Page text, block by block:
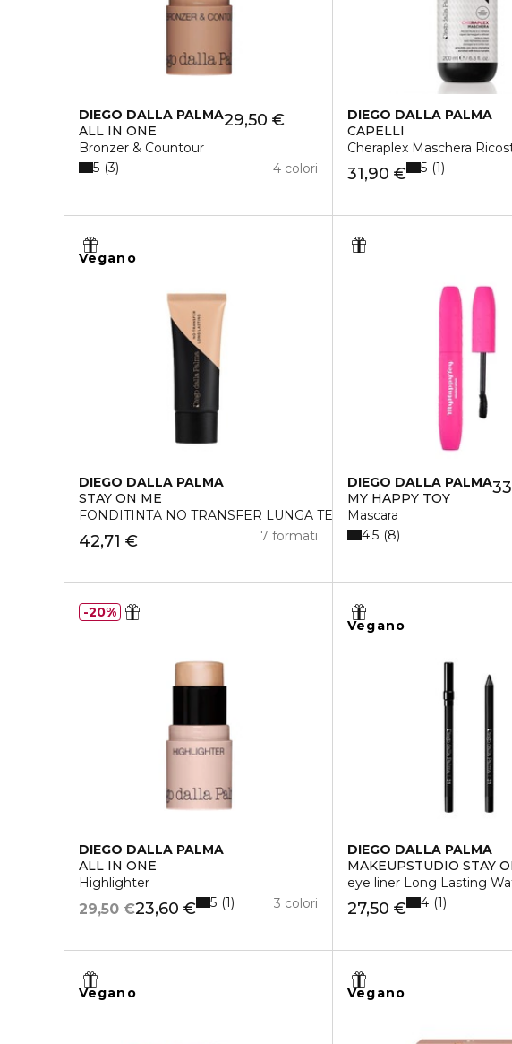
DIEGO DALLA PALMA
ALL IN ONE
Bronzer & Countour
29,50 €
4 colori
5 3
DIEGO DALLA PALMA
CAPELLI
Cheraplex Maschera
31,90 € 5 1
Vegano
DIEGO DALLA PALMA
STAY ON ME
FONDITINTA NO TRANSFER LUNGA TENUTA RESISTENTE
42,71 € 7 formati
DIEGO DALLA PALMA
MY HAPPY TOY
Mascara
4.5 8
DIEGO DALLA PALMA
ALL IN ONE
Highlighter
23,60 €
29,50 € 3 colori
5 1
20%
Vegano
DIEGO DALLA PALMA
MAKEUPSTUDIO STAY
eye liner Long Lasting
27,50 € 4 1
Vegano Vegano